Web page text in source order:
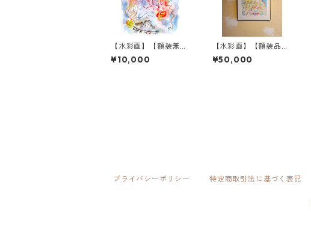
【水彩画】【額装無
し】くらげとピアノ
¥10,000
【水彩画】【額装品】
ジャズライブ
¥50,000
プライバシーポリシー 特定商取引法に基づく表記